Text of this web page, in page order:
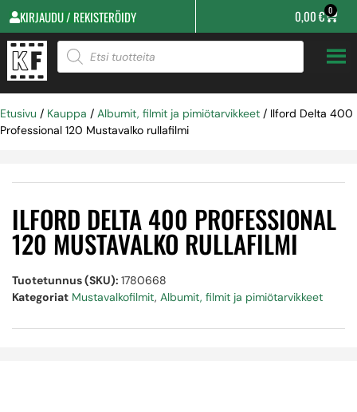
KIRJAUDU / REKISTERÖIDY 0,00€ 0
Etusivu / Kauppa / Albumit, filmit ja pimiötarvikkeet / Ilford Delta 400
Professional 120 Mustavalko rullafilmi
ILFORD DELTA 400 PROFESSIONAL
120 MUSTAVALKO RULLAFILMI
Tuotetunnus (SKU): 1780668
Kategoriat Mustavalkofilmit, Albumit, filmit ja pimiötarvikkeet